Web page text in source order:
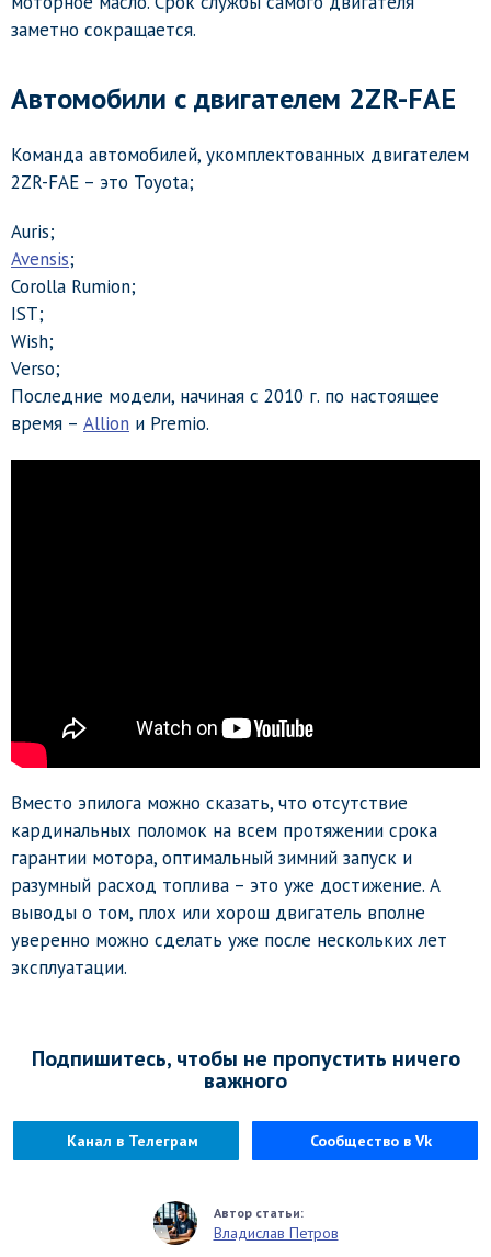
заметно сокращается.
Автомобили с двигателем 2ZR-FAE
Команда автомобилей, укомплектованных двигателем
2ZR-FAE – это Toyota;
Auris;
Avensis;
Corolla Rumion;
IST;
Wish;
Verso;
Последние модели, начиная с 2010 г. по настоящее
время – Allion и Premio.
Вместо эпилога можно сказать, что отсутствие
кардинальных поломок на всем протяжении срока
гарантии мотора, оптимальный зимний запуск и
разумный расход топлива – это уже достижение. А
выводы о том, плох или хорош двигатель вполне
уверенно можно сделать уже после нескольких лет
эксплуатации.
Подпишитесь, чтобы не пропустить ничего
важного
Канал в Телеграм Сообщество в Vk
Владислав Петров